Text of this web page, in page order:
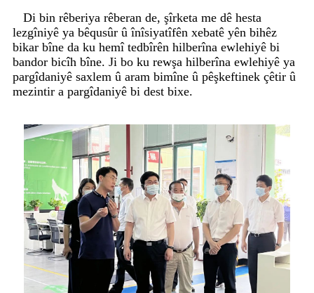
Di bin rêberiya rêberan de, şîrketa me dê hesta
lezgîniyê ya bêqusûr û înîsiyatîfên xebatê yên bihêz
bikar bîne da ku hemî tedbîrên hilberîna ewlehiyê bi
bandor bicîh bîne. Ji bo ku rewşa hilberîna ewlehiyê ya
pargîdaniyê saxlem û aram bimîne û pêşkeftinek çêtir û
mezintir a pargîdaniyê bi dest bixe.